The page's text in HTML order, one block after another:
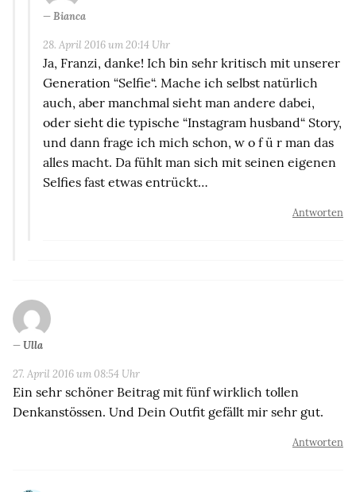
Bianca
28. April 2016 um 20:14 Uhr
Ja, Franzi, danke! Ich bin sehr kritisch mit unserer
Generation “Selfie“. Mache ich selbst natürlich
auch, aber manchmal sieht man andere dabei,
oder sieht die typische “Instagram husband“ Story,
und dann frage ich mich schon, w o f ü r man das
alles macht. Da fühlt man sich mit seinen eigenen
Selfies fast etwas entrückt…
Antworten
Ulla
27. April 2016 um 08:54 Uhr
Ein sehr schöner Beitrag mit fünf wirklich tollen
Denkanstössen. Und Dein Outfit gefällt mir sehr gut.
Antworten